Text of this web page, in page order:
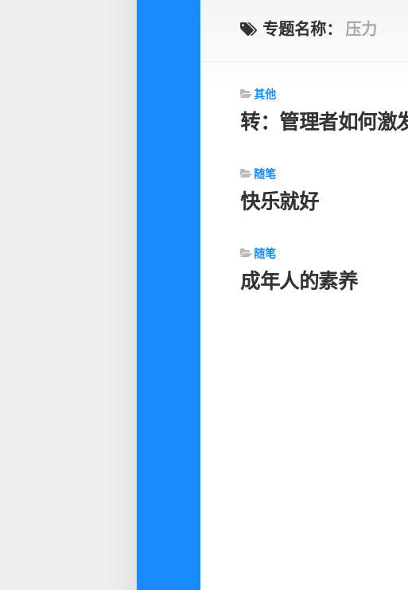
专题名称： 压力
其他
转：管理者如何激
随笔
快乐就好
随笔
成年人的素养